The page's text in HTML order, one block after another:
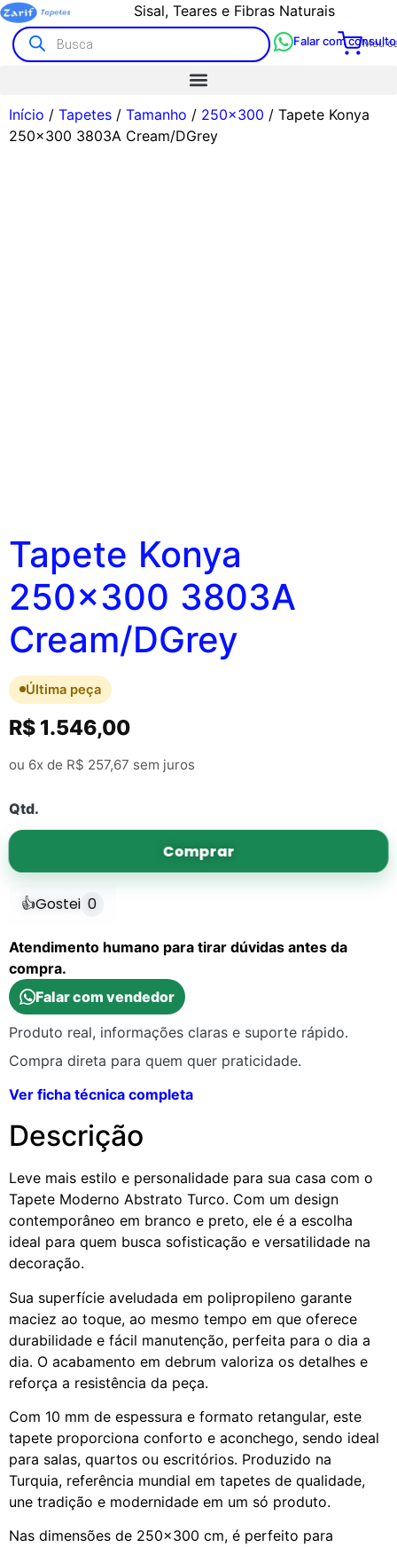
Sisal, Teares e Fibras Naturais
Meu
Falar com
Início / Tapetes / Tamanho / 250x300 / Tapete Konya
250×300 3803A Cream/DGrey
Tapete Konya
250×300 3803A
Cream/DGrey
Última peça
R$ 1.546,00
ou 6x de R$ 257,67 sem juros
Qtd.
Comprar
👍Gostei 0
Atendimento humano para tirar dúvidas antes da
compra.
Falar com vendedor
Produto real, informações claras e suporte rápido.
Compra direta para quem quer praticidade.
Ver ficha técnica completa
Descrição
Leve mais estilo e personalidade para sua casa com o
Tapete Moderno Abstrato Turco. Com um design
contemporâneo em branco e preto, ele é a escolha
ideal para quem busca sofisticação e versatilidade na
decoração.
Sua superfície aveludada em polipropileno garante
maciez ao toque, ao mesmo tempo em que oferece
durabilidade e fácil manutenção, perfeita para o dia a
dia. O acabamento em debrum valoriza os detalhes e
reforça a resistência da peça.
Com 10 mm de espessura e formato retangular, este
tapete proporciona conforto e aconchego, sendo ideal
para salas, quartos ou escritórios. Produzido na
Turquia, referência mundial em tapetes de qualidade,
une tradição e modernidade em um só produto.
Nas dimensões de 250×300 cm, é perfeito para